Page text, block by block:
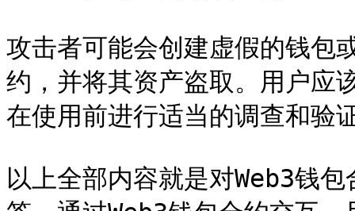
攻击者可能会创建虚假的钱包
约，并将其资产盗取。用户应
在使用前进行适当的调查和验
以上全部内容就是对Web3钱